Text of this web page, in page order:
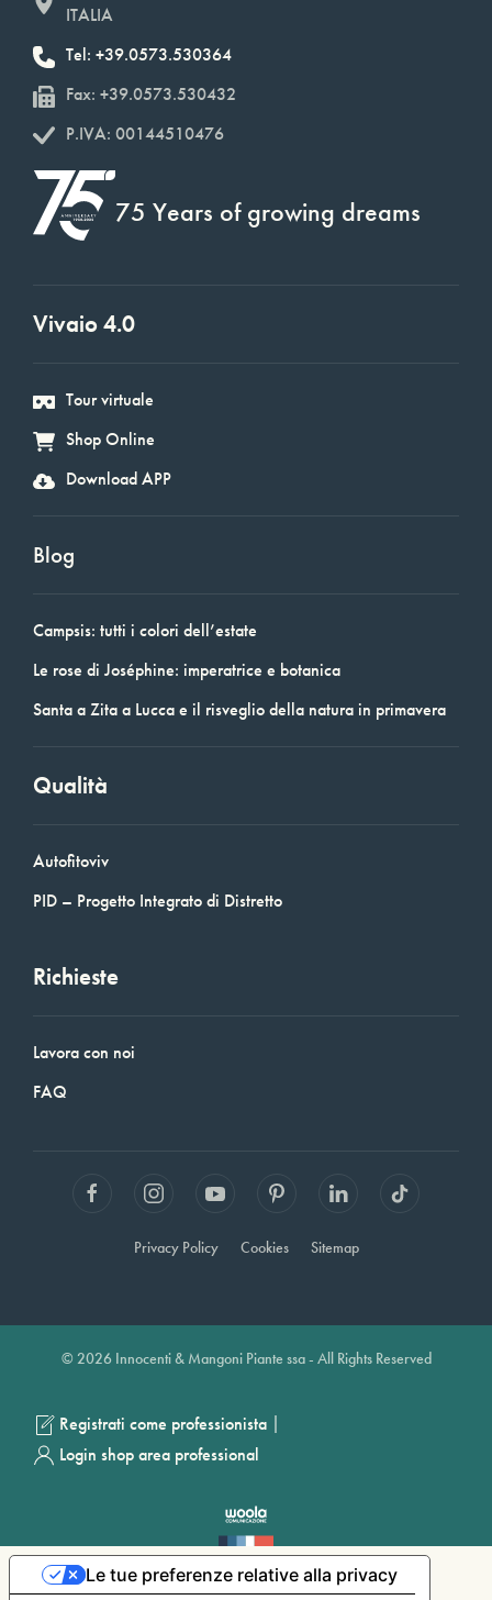
ITALIA
Tel: +39.0573.530364
Fax: +39.0573.530432
P.IVA: 00144510476
75 Years of growing dreams
Vivaio 4.0
Tour virtuale
Shop Online
Download APP
Blog
Campsis: tutti i colori dell’estate
Le rose di Joséphine: imperatrice e botanica
Santa a Zita a Lucca e il risveglio della natura in primavera
Qualità
Autofitoviv
PID – Progetto Integrato di Distretto
Richieste
Lavora con noi
FAQ
Privacy Policy Cookies Sitemap
© 2026 Innocenti & Mangoni Piante ssa - All Rights Reserved
Registrati come professionista |
Login shop area professional
Le tue preferenze relative alla privacy